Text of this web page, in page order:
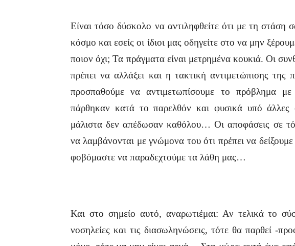
Είναι τόσο δύσκολο να αντιληφθείτε ότι με τη στάση
κόσμο και εσείς οι ίδιοι μας οδηγείτε στο να μην
ποιον όχι; Τα πράγματα είναι μετρημένα κουκιά. Οι
πρέπει να αλλάξει και η τακτική αντιμετώπισης της
προσπαθούμε να αντιμετωπίσουμε το πρόβλημα
πάρθηκαν κατά το παρελθόν και φυσικά υπό
μάλιστα δεν απέδωσαν καθόλου… Οι αποφάσεις σε
να λαμβάνονται με γνώμονα του ότι πρέπει να
φοβόμαστε να παραδεχτούμε τα λάθη μας…
Και στο σημείο αυτό, αναρωτιέμαι: Αν τελικά το
νοσηλείες και τις διασωληνώσεις, τότε θα παρθεί -